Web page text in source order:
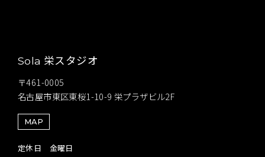
Sola 栄スタジオ
〒461-0005
名古屋市東区東桜1-10-9 栄プラザビル2F
MAP
定休日 金曜日